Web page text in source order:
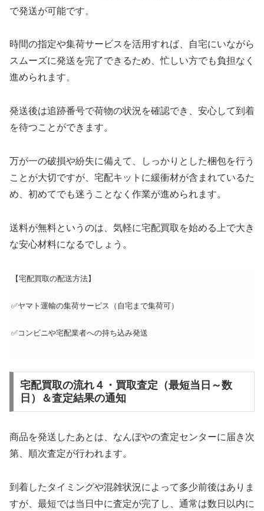
で発送が可能です。
時間の指定や集荷サービスを活用すれば、自宅にいながら
スムーズに発送を完了できるため、忙しい方でも負担なく
進められます。
発送後は追跡番号で荷物の状況を確認でき、安心して到着
を待つことができます。
万が一の破損や紛失に備えて、しっかりとした梱包を行う
ことが大切ですが、宅配キットに緩衝材が含まれているた
め、初めてでも迷うことなく作業が進められます。
送料が無料というのは、気軽に宅配買取を始める上で大き
な安心材料になるでしょう。
【宅配買取の配送方法】
✅ヤマト運輸の集荷サービス（自宅まで集荷可）
✅コンビニや宅配業者への持ち込み発送
宅配買取の流れ４・買取査定（最短当日～数
日）＆査定結果の通知
商品を発送したあとは、なんぼやの査定センターに届き次
第、順次査定が行われます。
到着したタイミングや混雑状況によって多少前後はありま
すが、最短では当日中に査定が完了し、通常は数日以内に